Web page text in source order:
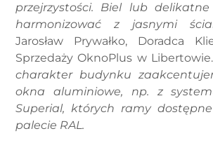
przejrzystości. Biel lub
harmonizować z jasnymi
Jarosław Prywałko, Doradca
Sprzedaży OknoPlus w
charakter budynku
okna aluminiowe, np. z
Superial, których ramy
palecie RAL.